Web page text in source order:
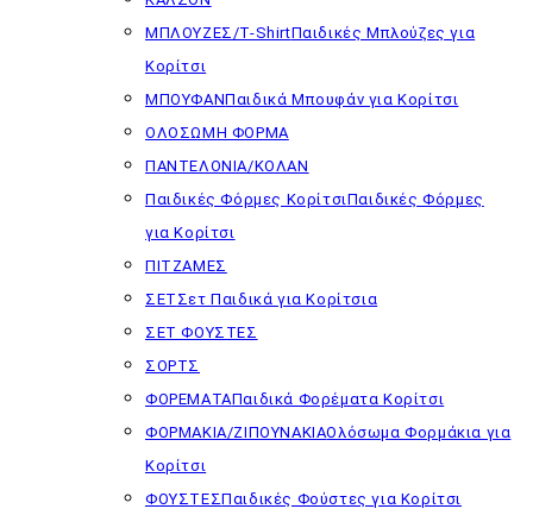
ΜΠΛΟΥΖΕΣ/T-ShirtΠαιδικές Μπλούζες για
Κορίτσι
ΜΠΟΥΦΑΝΠαιδικά Μπουφάν για Κορίτσι
ΟΛΟΣΩΜΗ ΦΟΡΜΑ
ΠΑΝΤΕΛΟΝΙΑ/ΚΟΛΑΝ
Παιδικές Φόρμες ΚορίτσιΠαιδικές Φόρμες
για Κορίτσι
ΠΙΤΖΑΜΕΣ
ΣΕΤ Σετ Παιδικά για Κορίτσια
ΣΕΤ ΦΟΥΣΤΕΣ
ΣΟΡΤΣ
ΦΟΡΕΜΑΤΑΠαιδικά Φορέματα Κορίτσι
ΦΟΡΜΑΚΙΑ/ΖΙΠΟΥΝΑΚΙΑΟλόσωμα Φορμάκια για
Κορίτσι
ΦΟΥΣΤΕΣΠαιδικές Φούστες για Κορίτσι